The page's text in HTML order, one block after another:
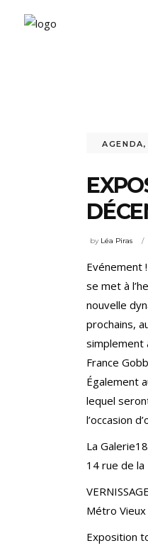
AGENDA
by Léa Piras
Evénement
se met à
nouvelle
prochains,
simplement
France
Également
lequel
l’occasion
La
14 rue de
Métro Vieux
Exposition